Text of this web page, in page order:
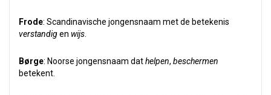
Frode: Scandinavische jongensnaam met de betekenis
verstandigen wijs
Børge: Noorse jongensnaam dathelpen, beschermen
betekent.